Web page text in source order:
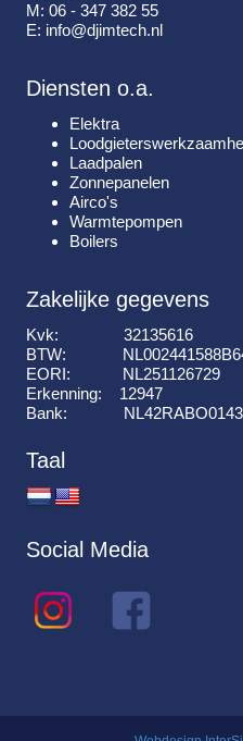
M: 06 - 347 382 55
E: info@djimtech.nl
Diensten o.a.
Elektra
Laadpalen
Zonnepanelen
Airco's
Warmtepompen
Boilers
Zakelijke gegevens
Kvk: 32135616
BTW:
EORI: NL251126729
Erkenning: 12947
Bank:
Taal
Social Media